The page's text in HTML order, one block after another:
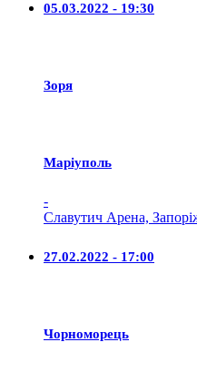
05.03.2022 - 19:30
Зоря
Маріуполь
-
Славутич Арена,
27.02.2022 - 17:00
Чорноморець